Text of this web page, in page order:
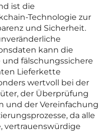
ist die
Technologie zur
und Sicherheit.
kann die
fälschungssichere
Lieferkette
wertvoll bei der
der Überprüfung
und der Vereinfachung
da alle
vertrauenswürdige